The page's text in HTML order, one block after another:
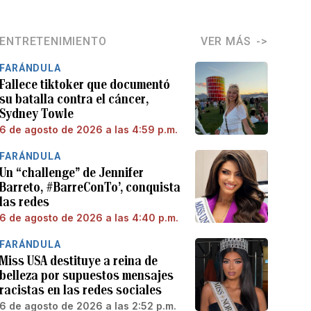
ENTRETENIMIENTO VER MÁS
FARÁNDULA
Fallece tiktoker que documentó
su batalla contra el cáncer,
Sydney Towle
6 de agosto de 2026 a las 4:59 p.m.
FARÁNDULA
Un “challenge” de Jennifer
Barreto, #BarreConTo’, conquista
las redes
6 de agosto de 2026 a las 4:40 p.m.
FARÁNDULA
Miss USA destituye a reina de
belleza por supuestos mensajes
racistas en las redes sociales
6 de agosto de 2026 a las 2:52 p.m.